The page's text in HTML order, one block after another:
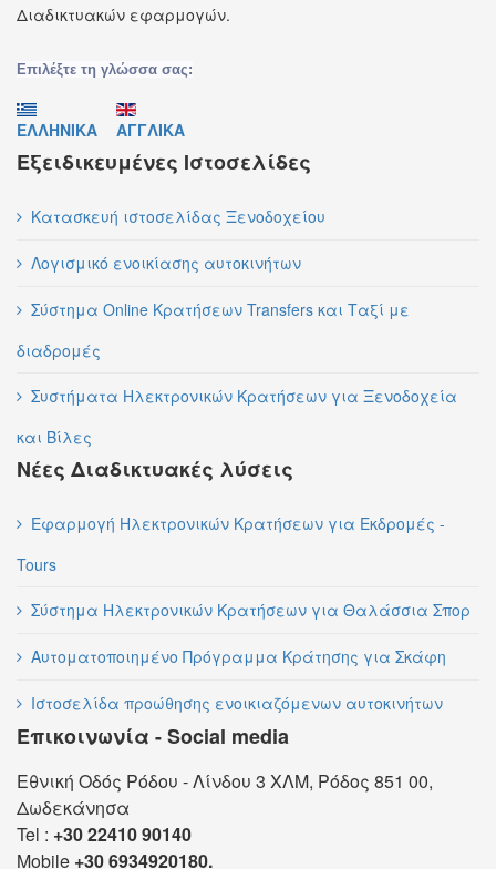
Διαδικτυακών εφαρμογών.
Επιλέξτε τη γλώσσα σας:
ΕΛΛΗΝΙΚΑ ΑΓΓΛΙΚΑ
Εξειδικευμένες Ιστοσελίδες
Κατασκευή ιστοσελίδας Ξενοδοχείου
Λογισμικό ενοικίασης αυτοκινήτων
Σύστημα Online Κρατήσεων Transfers και Ταξί με
διαδρομές
Συστήματα Ηλεκτρονικών Κρατήσεων για Ξενοδοχεία
και Βίλες
Νέες Διαδικτυακές λύσεις
Εφαρμογή Ηλεκτρονικών Κρατήσεων για Εκδρομές -
Tours
Σύστημα Ηλεκτρονικών Κρατήσεων για Θαλάσσια Σπορ
Αυτοματοποιημένο Πρόγραμμα Κράτησης για Σκάφη
Ιστοσελίδα προώθησης ενοικιαζόμενων αυτοκινήτων
Επικοινωνία - Social media
Εθνική Οδός Ρόδου - Λίνδου 3 ΧΛΜ, Ρόδος 851 00,
Δωδεκάνησα
Tel : +30 22410 90140
Mobile +30 6934920180.